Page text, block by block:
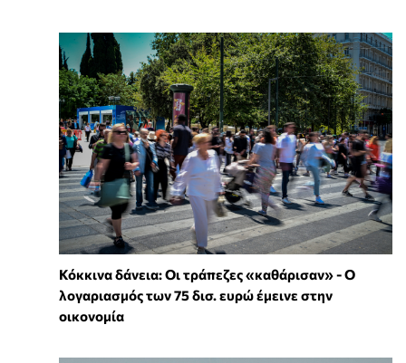
Κόκκινα δάνεια: Οι τράπεζες «καθάρισαν» - O
λογαριασμός των 75 δισ. ευρώ έμεινε στην
οικονομία